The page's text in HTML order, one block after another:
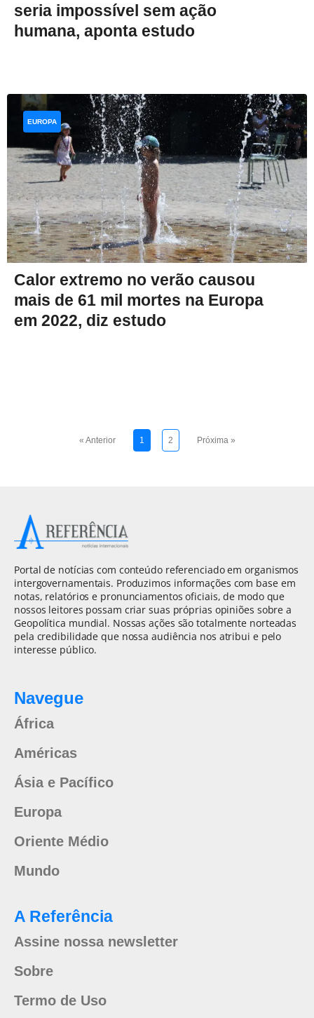
seria impossível sem ação
humana, aponta estudo
Calor extremo no verão causou
mais de 61 mil mortes na Europa
em 2022, diz estudo
EUROPA
« Anterior 1 2 Próxima »
Portal de notícias com conteúdo referenciado em organismos
intergovernamentais. Produzimos informações com base em
notas, relatórios e pronunciamentos oficiais, de modo que
nossos leitores possam criar suas próprias opiniões sobre a
Geopolítica mundial. Nossas ações são totalmente norteadas
pela credibilidade que nossa audiência nos atribui e pelo
interesse público.
Navegue
África
Américas
Ásia e Pacífico
Europa
Oriente Médio
Mundo
A Referência
Assine nossa newsletter
Sobre
Termo de Uso